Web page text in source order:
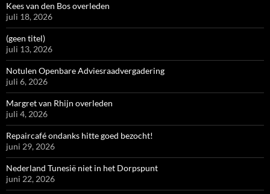
Kees van den Bos overleden
juli 18, 2026
(geen titel)
juli 13, 2026
Notulen Openbare Adviesraadvergadering
juli 6, 2026
Margret van Rhijn overleden
juli 4, 2026
Repaircafé ondanks hitte goed bezocht!
juni 29, 2026
Nederland Tunesië niet in het Dorpspunt
juni 22, 2026